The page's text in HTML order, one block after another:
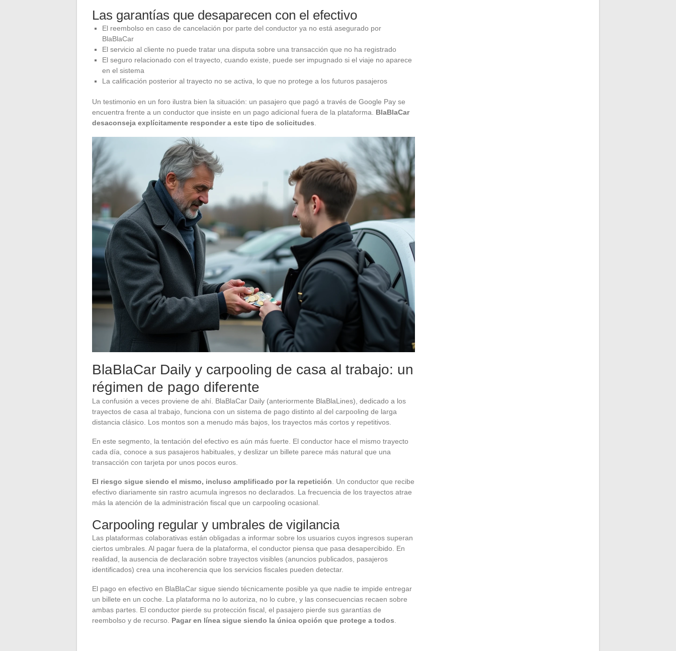
Las garantías que desaparecen con el efectivo
El reembolso en caso de cancelación por parte del conductor ya no está asegurado por
BlaBlaCar
El servicio al cliente no puede tratar una disputa sobre una transacción que no ha registrado
El seguro relacionado con el trayecto, cuando existe, puede ser impugnado si el viaje no aparece
en el sistema
La calificación posterior al trayecto no se activa, lo que no protege a los futuros pasajeros
Un testimonio en un foro ilustra bien la situación: un pasajero que pagó a través de Google Pay se
encuentra frente a un conductor que insiste en un pago adicional fuera de la plataforma. BlaBlaCar
desaconseja explícitamente responder a este tipo de solicitudes
BlaBlaCar Daily y carpooling de casa al trabajo: un
régimen de pago diferente
La confusión a veces proviene de ahí. BlaBlaCar Daily (anteriormente BlaBlaLines), dedicado a los
trayectos de casa al trabajo, funciona con un sistema de pago distinto al del carpooling de larga
distancia clásico. Los montos son a menudo más bajos, los trayectos más cortos y repetitivos.
En este segmento, la tentación del efectivo es aún más fuerte. El conductor hace el mismo trayecto
cada día, conoce a sus pasajeros habituales, y deslizar un billete parece más natural que una
transacción con tarjeta por unos pocos euros.
El riesgo sigue siendo el mismo, incluso amplificado por la repetición . Un conductor que recibe
efectivo diariamente sin rastro acumula ingresos no declarados. La frecuencia de los trayectos atrae
más la atención de la administración fiscal que un carpooling ocasional.
Carpooling regular y umbrales de vigilancia
Las plataformas colaborativas están obligadas a informar sobre los usuarios cuyos ingresos superan
ciertos umbrales. Al pagar fuera de la plataforma, el conductor piensa que pasa desapercibido. En
realidad, la ausencia de declaración sobre trayectos visibles (anuncios publicados, pasajeros
identificados) crea una incoherencia que los servicios fiscales pueden detectar.
El pago en efectivo en BlaBlaCar sigue siendo técnicamente posible ya que nadie te impide entregar
un billete en un coche. La plataforma no lo autoriza, no lo cubre, y las consecuencias recaen sobre
ambas partes. El conductor pierde su protección fiscal, el pasajero pierde sus garantías de
reembolso y de recurso. Pagar en línea sigue siendo la única opción que protege a todos